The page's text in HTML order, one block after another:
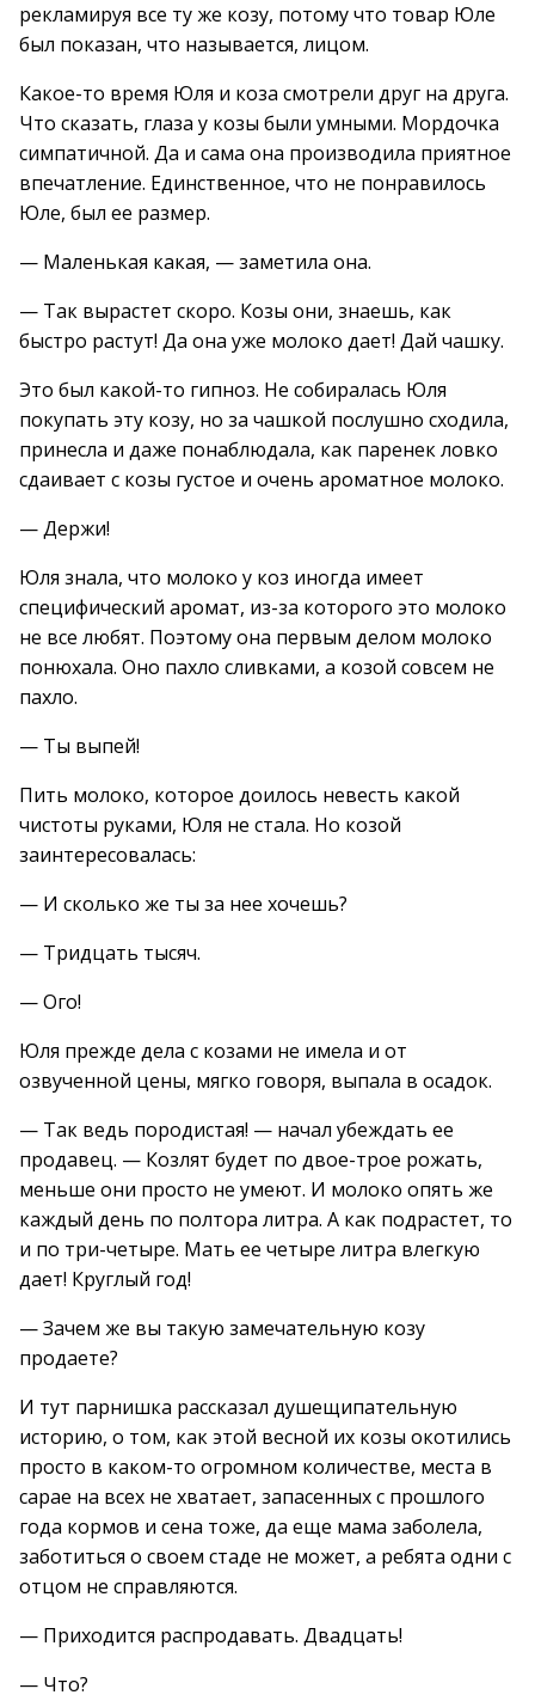
рекламируя все ту же козу, потому что товар Юле
был показан, что называется, лицом.
Какое-то время Юля и коза смотрели друг на друга.
Что сказать, глаза у козы были умными. Мордочка
симпатичной. Да и сама она производила приятное
впечатление. Единственное, что не понравилось
Юле, был ее размер.
— Маленькая какая, — заметила она.
— Так вырастет скоро. Козы они, знаешь, как
быстро растут! Да она уже молоко дает! Дай чашку.
Это был какой-то гипноз. Не собиралась Юля
покупать эту козу, но за чашкой послушно сходила,
принесла и даже понаблюдала, как паренек ловко
сдаивает с козы густое и очень ароматное молоко.
— Держи!
Юля знала, что молоко у коз иногда имеет
специфический аромат, из-за которого это молоко
не все любят. Поэтому она первым делом молоко
понюхала. Оно пахло сливками, а козой совсем не
пахло.
— Ты выпей!
Пить молоко, которое доилось невесть какой
чистоты руками, Юля не стала. Но козой
заинтересовалась:
— И сколько же ты за нее хочешь?
— Тридцать тысяч.
— Ого!
Юля прежде дела с козами не имела и от
озвученной цены, мягко говоря, выпала в осадок.
— Так ведь породистая! — начал убеждать ее
продавец. — Козлят будет по двое-трое рожать,
меньше они просто не умеют. И молоко опять же
каждый день по полтора литра. А как подрастет, то
и по три-четыре. Мать ее четыре литра влегкую
дает! Круглый год!
— Зачем же вы такую замечательную козу
продаете?
И тут парнишка рассказал душещипательную
историю, о том, как этой весной их козы окотились
просто в каком-то огромном количестве, места в
сарае на всех не хватает, запасенных с прошлого
года кормов и сена тоже, да еще мама заболела,
заботиться о своем стаде не может, а ребята одни с
отцом не справляются.
— Приходится распродавать. Двадцать!
— Что?